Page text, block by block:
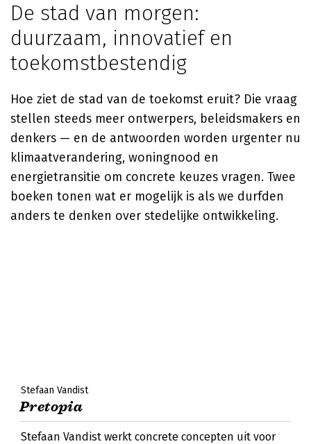
De stad van morgen:
duurzaam, innovatief en
toekomstbestendig
Hoe ziet de stad van de toekomst eruit? Die vraag
stellen steeds meer ontwerpers, beleidsmakers en
denkers — en de antwoorden worden urgenter nu
klimaatverandering, woningnood en
energietransitie om concrete keuzes vragen. Twee
boeken tonen wat er mogelijk is als we durfden
anders te denken over stedelijke ontwikkeling.
Stefaan Vandist
Pretopia
Stefaan Vandist werkt concrete concepten uit voor